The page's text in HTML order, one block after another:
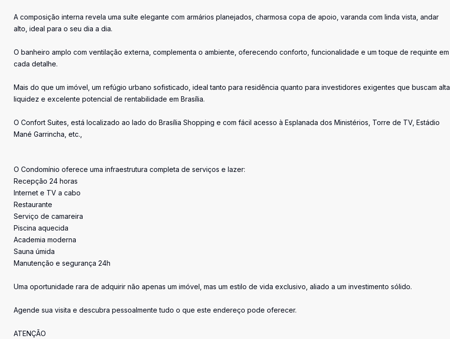
A composição interna revela uma suíte elegante com armários planejados, charmosa copa de apoio, varanda com linda vista, andar
alto, ideal para o seu dia a dia.
O banheiro amplo com ventilação externa, complementa o ambiente, oferecendo conforto, funcionalidade e um toque de requinte em
cada detalhe.
Mais do que um imóvel, um refúgio urbano sofisticado, ideal tanto para residência quanto para investidores exigentes que buscam alta
liquidez e excelente potencial de rentabilidade em Brasília.
O Confort Suites, está localizado ao lado do Brasília Shopping e com fácil acesso à Esplanada dos Ministérios, Torre de TV, Estádio
Mané Garrincha, etc.,
O Condomínio oferece uma infraestrutura completa de serviços e lazer:
Recepção 24 horas
Internet e TV a cabo
Restaurante
Serviço de camareira
Piscina aquecida
Academia moderna
Sauna úmida
Manutenção e segurança 24h
Uma oportunidade rara de adquirir não apenas um imóvel, mas um estilo de vida exclusivo, aliado a um investimento sólido.
Agende sua visita e descubra pessoalmente tudo o que este endereço pode oferecer.
ATENÇÃO